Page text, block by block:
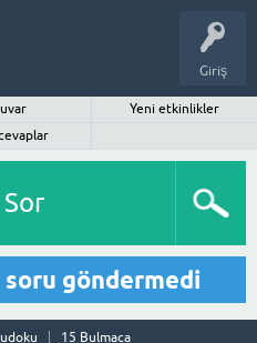
Giriş
Yeni etkinlikler
göndermedi
15 Bulmaca